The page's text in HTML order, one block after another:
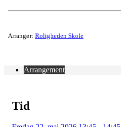
Arrangør: Roligheden Skole
Arrangement
Tid